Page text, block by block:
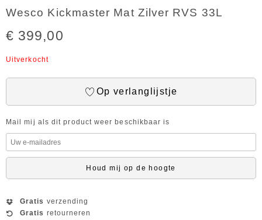
Wesco Kickmaster Mat Zilver RVS 33L
€ 399,00
Uitverkocht
Op verlanglijstje
Mail mij als dit product weer beschikbaar is
Houd mij op de hoogte
Gratis verzending
Gratis retourneren